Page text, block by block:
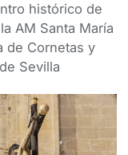
histórico de
AM Santa María
de Cornetas y
Sevilla